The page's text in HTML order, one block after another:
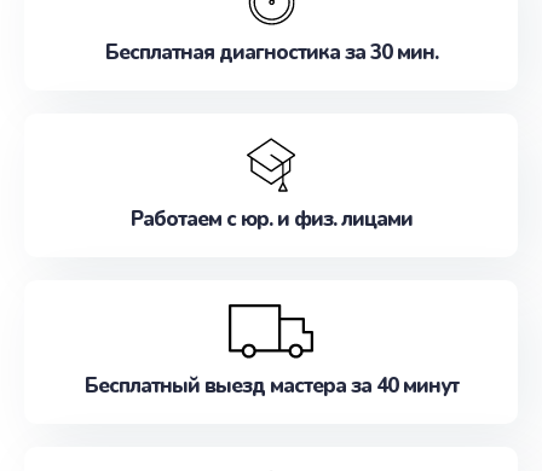
Бесплатная диагностика за 30 мин.
Работаем с юр. и физ. лицами
Бесплатный выезд мастера за 40 минут